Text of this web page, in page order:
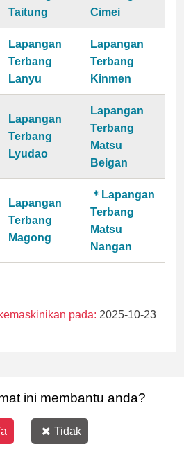
Taitung
Cimei
Lapangan
Terbang
Lanyu
Lapangan
Terbang
Kinmen
Lapangan
Terbang
Lyudao
Lapangan
Terbang
Matsu
Beigan
Lapangan
Terbang
Magong
＊Lapangan
Terbang
Matsu
Nangan
pada: 2025-10-23
ini membantu anda?
Tidak